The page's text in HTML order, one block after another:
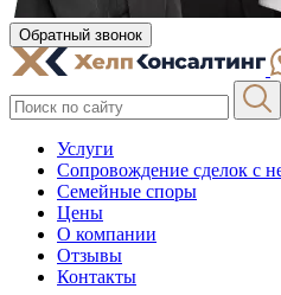
Обратный звонок
Услуги
Сопровождение сделок с
Семейные споры
Цены
О компании
Отзывы
Контакты